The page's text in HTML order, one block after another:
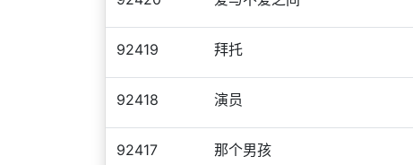
92419 拜托
92418 演员
92417 那个男孩